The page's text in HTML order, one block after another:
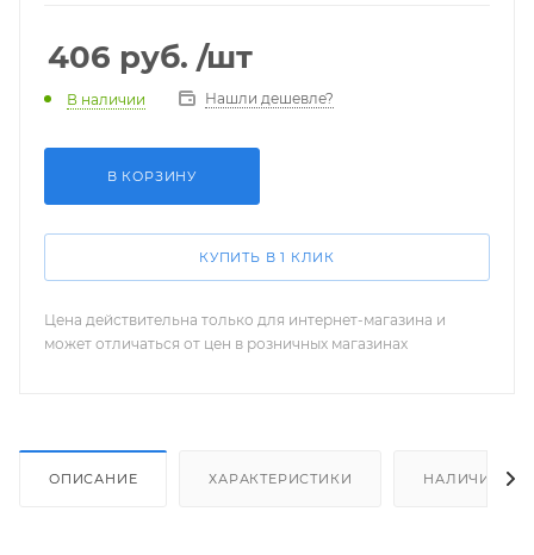
406 руб. /шт
В наличии Нашли дешевле?
В КОРЗИНУ
КУПИТЬ В 1 КЛИК
Цена действительна только для интернет-магазина и
может отличаться от цен в розничных магазинах
ОПИСАНИЕ ХАРАКТЕРИСТИКИ НАЛИЧИЕ